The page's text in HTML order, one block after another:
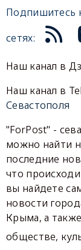
Подпишитесь
сетях:
Наш канал в
Наш канал в
Севастополя
"ForPost" -
можно найти
последние
что
вы найдете
новости
Крыма, а
обществе,